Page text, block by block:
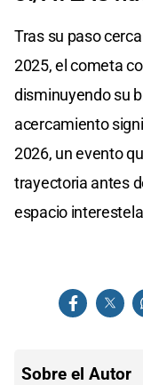
Tras su paso
2025, el cometa
disminuyendo su
acercamiento
2026, un evento
trayectoria antes
espacio
Sobre el Autor